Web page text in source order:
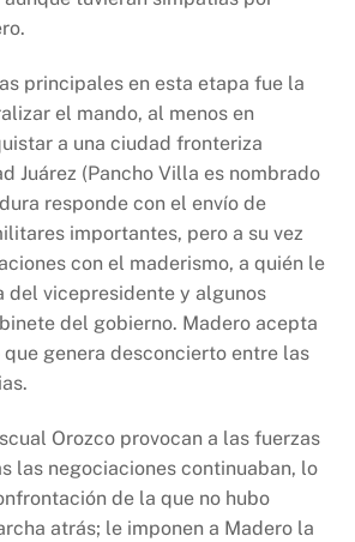
principales en esta etapa fue la
el mando, al menos en
a una ciudad fronteriza
Juárez (Pancho Villa es nombrado
responde con el envío de
importantes, pero a su vez
con el maderismo, a quién le
del vicepresidente y algunos
del gobierno. Madero acepta
genera desconcierto entre las
Orozco provocan a las fuerzas
las negociaciones continuaban, lo
de la que no hubo
atrás; le imponen a Madero la